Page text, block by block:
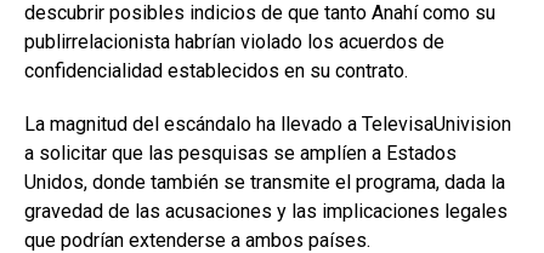
descubrir posibles indicios de que tanto Anahí como su
publirrelacionista habrían violado los acuerdos de
confidencialidad establecidos en su contrato.
La magnitud del escándalo ha llevado a TelevisaUnivision
a solicitar que las pesquisas se amplíen a Estados
Unidos, donde también se transmite el programa, dada la
gravedad de las acusaciones y las implicaciones legales
que podrían extenderse a ambos países.